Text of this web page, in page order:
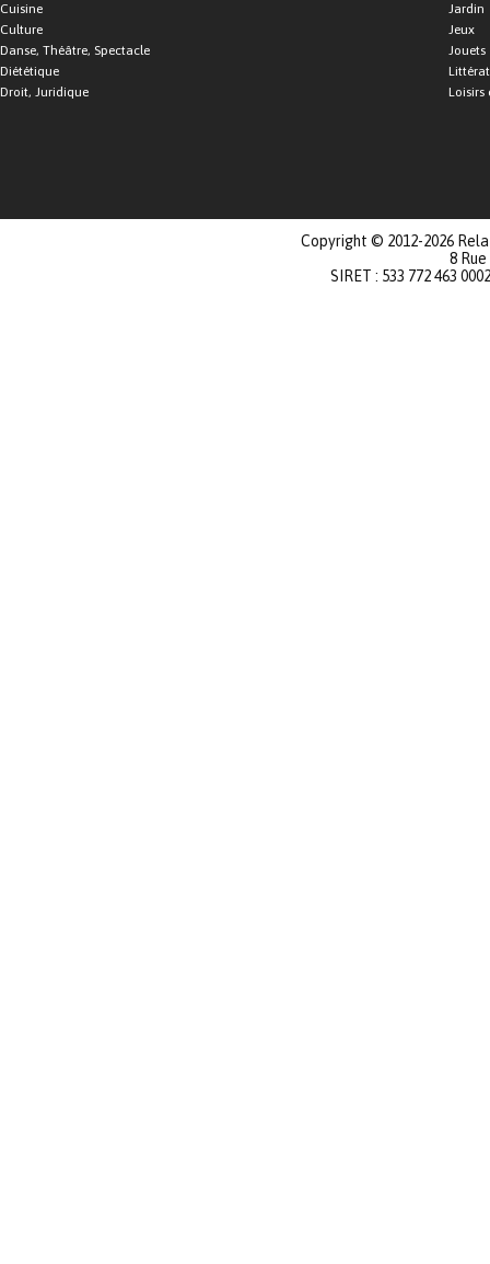
Cuisine
Culture
Danse, Théâtre, Spectacle
Diététique
Droit, Juridique
Jardin
Jeux
Jouets
Loisirs
Copyright © 2012-2026
8
SIRET : 533 772 463